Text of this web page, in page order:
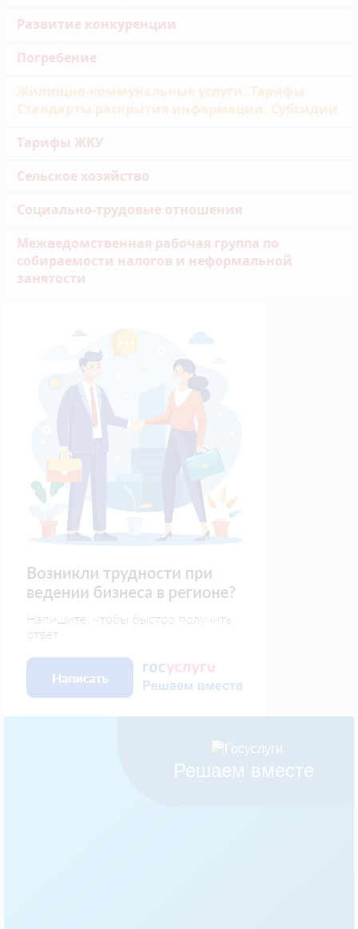
Развитие конкуренции
Погребение
Жилищно-коммунальные услуги: Тарифы.
Стандарты раскрытия информации. Субсидии
Тарифы ЖКУ
Сельское хозяйство
Социально-трудовые отношения
Межведомственная рабочая группа по
собираемости налогов и неформальной
занятости
Решаем вместе